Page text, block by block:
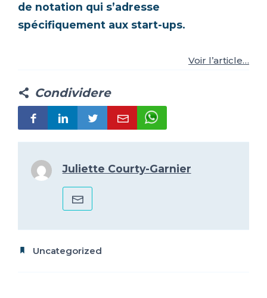
de notation qui s’adresse
spécifiquement aux start-ups.
Voir l’article…
Condividere
Juliette Courty-Garnier
Uncategorized